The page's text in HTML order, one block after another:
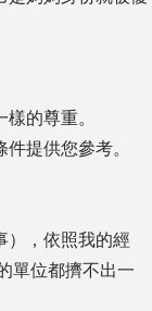
的尊重。
提供您參考。
），依照我的經
單位都擠不出一